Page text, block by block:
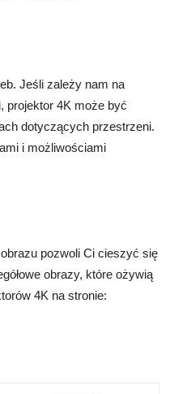
Jeśli zależy nam na
projektor 4K może być
dotyczących przestrzeni.
i możliwościami
pozwoli Ci cieszyć się
obrazy, które ożywią
4K na stronie: